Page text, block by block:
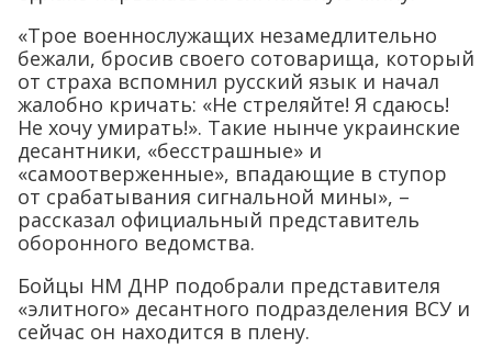
«Трое военнослужащих незамедлительно
бежали, бросив своего сотоварища, который
от страха вспомнил русский язык и начал
жалобно кричать: «Не стреляйте! Я сдаюсь!
Не хочу умирать!». Такие нынче украинские
десантники, «бесстрашные» и
«самоотверженные», впадающие в ступор
от срабатывания сигнальной мины», –
рассказал официальный представитель
оборонного ведомства.
Бойцы НМ ДНР подобрали представителя
«элитного» десантного подразделения ВСУ и
сейчас он находится в плену.